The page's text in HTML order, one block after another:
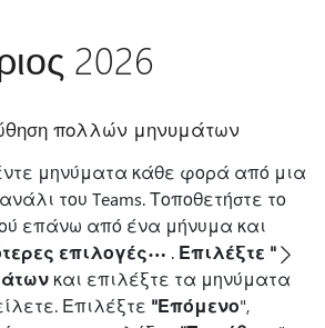
2026
πολλών μηνυμάτων
μηνύματα κάθε φορά από μια
του Teams. Τοποθετήστε το
επάνω από ένα μήνυμα και
επιλογές . Επιλέξτε "
και επιλέξτε τα μηνύματα
Επιλέξτε "Επόμενο",